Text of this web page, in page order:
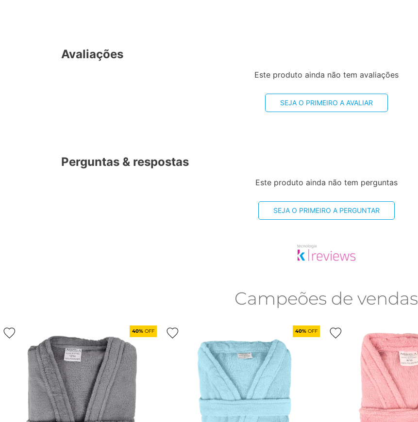
Avaliações
Este produto ainda não tem avaliações
SEJA O PRIMEIRO A AVALIAR
Perguntas & respostas
Este produto ainda não tem perguntas
SEJA O PRIMEIRO A PERGUNTAR
Campeões de vendas
40% OFF 40% OFF